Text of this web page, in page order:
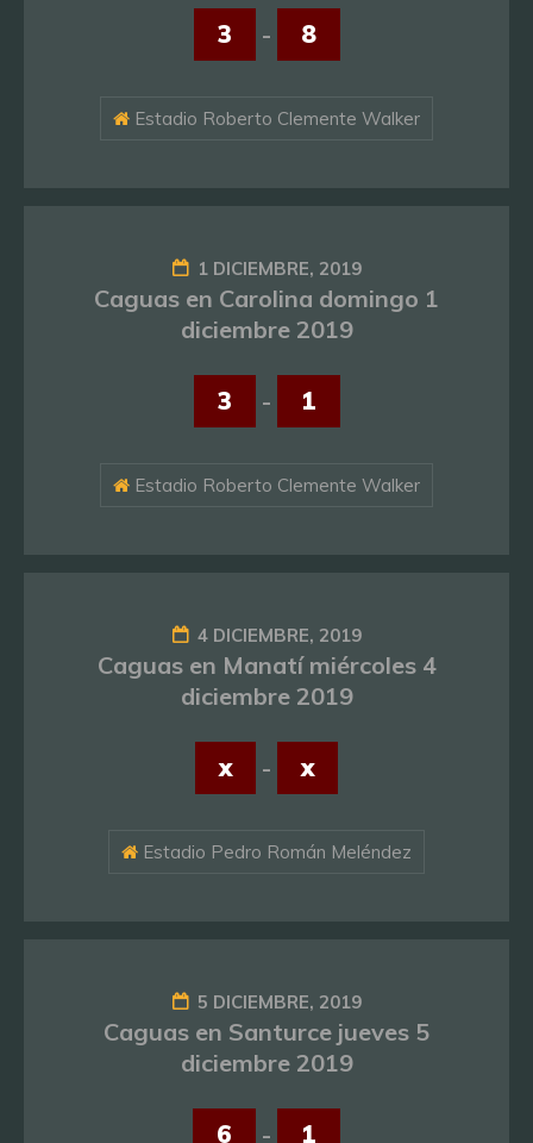
3 - 8
Estadio Roberto Clemente Walker
1 DICIEMBRE, 2019
Caguas en Carolina domingo 1
diciembre 2019
3 - 1
Estadio Roberto Clemente Walker
4 DICIEMBRE, 2019
Caguas en Manatí miércoles 4
diciembre 2019
x - x
Estadio Pedro Román Meléndez
5 DICIEMBRE, 2019
Caguas en Santurce jueves 5
diciembre 2019
6 - 1